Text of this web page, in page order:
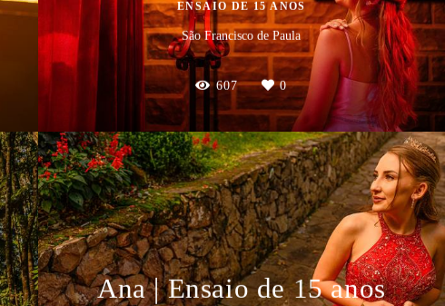
ENSAIO DE 15 ANOS
São Francisco de Paula
607 0
Ana | Ensaio de 15 anos